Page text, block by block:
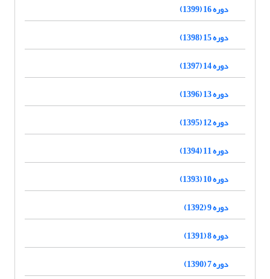
دوره 16 (1399)
دوره 15 (1398)
دوره 14 (1397)
دوره 13 (1396)
دوره 12 (1395)
دوره 11 (1394)
دوره 10 (1393)
دوره 9 (1392)
دوره 8 (1391)
دوره 7 (1390)